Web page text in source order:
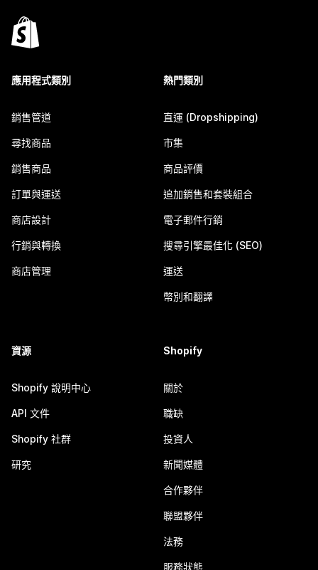
應用程式類別
銷售管道
尋找商品
銷售商品
訂單與運送
商店設計
行銷與轉換
商店管理
熱門類別
直運 (Dropshipping)
市集
商品評價
追加銷售和套裝組合
電子郵件行銷
搜尋引擎最佳化 (SEO)
運送
幣別和翻譯
資源
Shopify 說明中心
API 文件
Shopify 社群
研究
Shopify
關於
職缺
投資人
新聞媒體
合作夥伴
聯盟夥伴
法務
服務狀態